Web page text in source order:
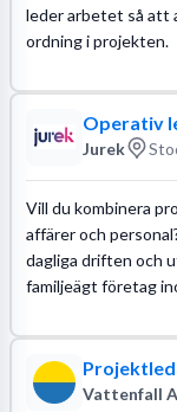
leder arbetet så att
ordning i projekten.
Operativ
Jurek
Vill du kombinera
affärer och
dagliga driften och
familjeägt företag
Vattenfall